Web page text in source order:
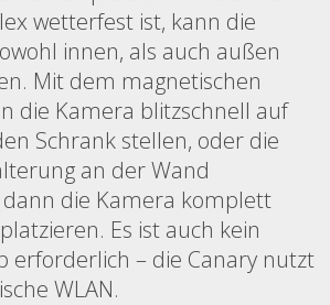
wetterfest ist, kann die
innen, als auch außen
Mit dem magnetischen
die Kamera blitzschnell auf
Schrank stellen, oder die
an der Wand
die Kamera komplett
Es ist auch kein
erforderlich – die Canary nutzt
WLAN.